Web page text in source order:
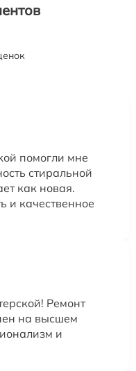
помогли мне
стиральной
как новая.
и качественное
Ремонт
на высшем
и